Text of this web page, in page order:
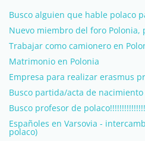
Busco alguien que hable polaco
Nuevo miembro del foro Polonia,
Trabajar como camionero en
Matrimonio en Polonia
Empresa para realizar erasmus
Busco partida/acta de
Busco profesor de
Españoles en Varsovia -
polaco)